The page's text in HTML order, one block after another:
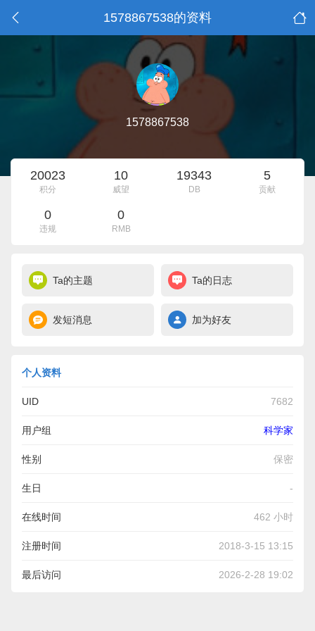
1578867538的资料
1578867538
20023
积分
10
威望
19343
DB
5
贡献
0
违规
0
RMB
Ta的主题 Ta的日志
发短消息 加为好友
个人资料
UID 7682
用户组 科学家
性别 保密
生日 -
在线时间 462 小时
注册时间 2018-3-15 13:15
最后访问 2026-2-28 19:02